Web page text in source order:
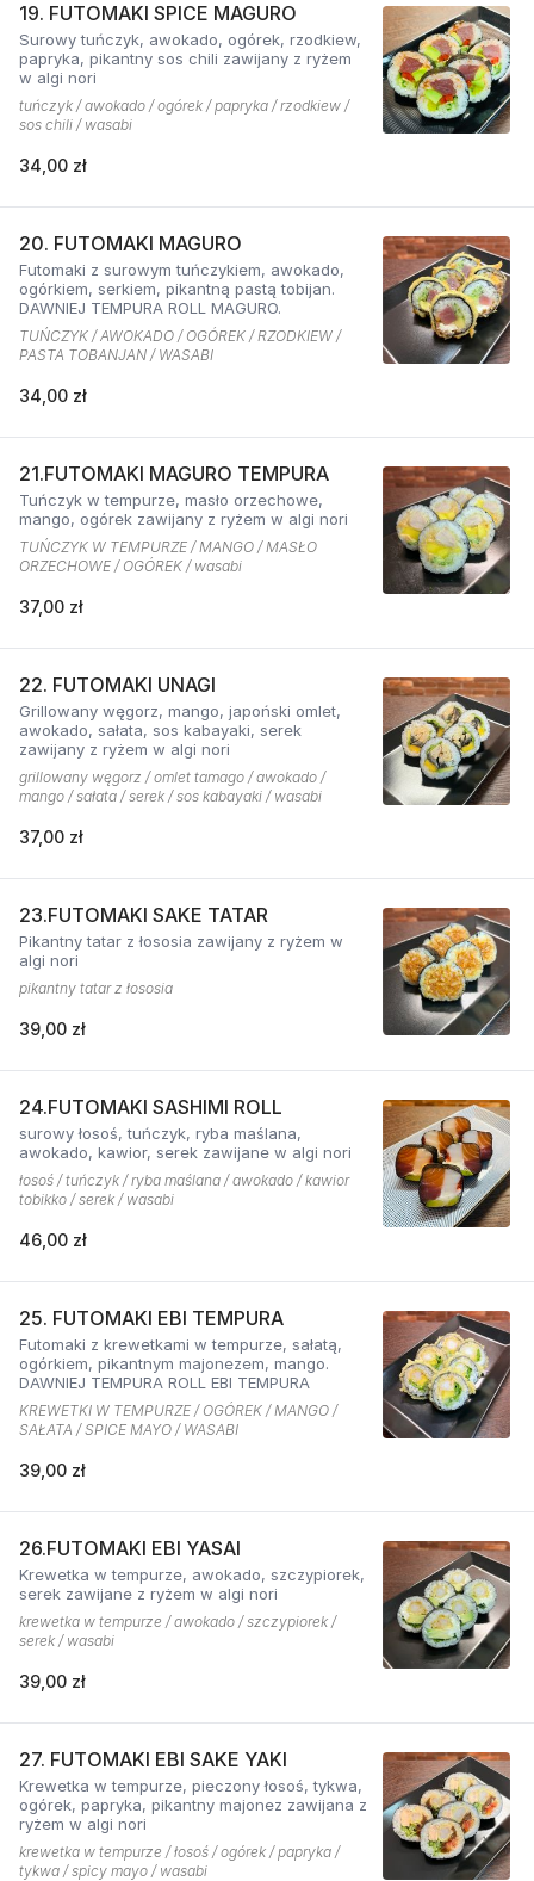
19. FUTOMAKI SPICE MAGURO
Surowy tuńczyk, awokado, ogórek, rzodkiew,
papryka, pikantny sos chili zawijany z ryżem
w algi nori
tuńczyk / awokado / ogórek / papryka / rzodkiew /
sos chili / wasabi
34,00 zł
20. FUTOMAKI MAGURO
Futomaki z surowym tuńczykiem, awokado,
ogórkiem, serkiem, pikantną pastą tobijan.
DAWNIEJ TEMPURA ROLL MAGURO.
TUŃCZYK / AWOKADO / OGÓREK / RZODKIEW /
PASTA TOBANJAN / WASABI
34,00 zł
21.FUTOMAKI MAGURO TEMPURA
Tuńczyk w tempurze, masło orzechowe,
mango, ogórek zawijany z ryżem w algi nori
TUŃCZYK W TEMPURZE / MANGO / MASŁO
ORZECHOWE / OGÓREK / wasabi
37,00 zł
22. FUTOMAKI UNAGI
Grillowany węgorz, mango, japoński omlet,
awokado, sałata, sos kabayaki, serek
zawijany z ryżem w algi nori
grillowany węgorz / omlet tamago / awokado /
mango / sałata / serek / sos kabayaki / wasabi
37,00 zł
23.FUTOMAKI SAKE TATAR
Pikantny tatar z łososia zawijany z ryżem w
algi nori
pikantny tatar z łososia
39,00 zł
24.FUTOMAKI SASHIMI ROLL
surowy łosoś, tuńczyk, ryba maślana,
awokado, kawior, serek zawijane w algi nori
łosoś / tuńczyk / ryba maślana / awokado / kawior
tobikko / serek / wasabi
46,00 zł
25. FUTOMAKI EBI TEMPURA
Futomaki z krewetkami w tempurze, sałatą,
ogórkiem, pikantnym majonezem, mango.
DAWNIEJ TEMPURA ROLL EBI TEMPURA
KREWETKI W TEMPURZE / OGÓREK / MANGO /
SAŁATA / SPICE MAYO / WASABI
39,00 zł
26.FUTOMAKI EBI YASAI
Krewetka w tempurze, awokado, szczypiorek,
serek zawijane z ryżem w algi nori
krewetka w tempurze / awokado / szczypiorek /
serek / wasabi
39,00 zł
27. FUTOMAKI EBI SAKE YAKI
Krewetka w tempurze, pieczony łosoś, tykwa,
ogórek, papryka, pikantny majonez zawijana z
ryżem w algi nori
krewetka w tempurze / łosoś / ogórek / papryka /
tykwa / spicy mayo / wasabi